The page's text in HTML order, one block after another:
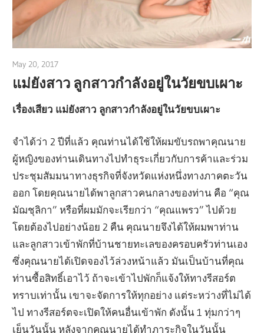
May 20, 2017
แม่ยังสาว ลูกสาวกำลังอยู่ในวัยขบเผาะ
เรื่องเสียว แม่ยังสาว ลูกสาวกำลังอยู่ในวัยขบเผาะ
จำได้ว่า 2 ปีที่แล้ว คุณท่านได้ใช้ให้ผมขับรถพาคุณนาย
ผู้หญิงของท่านเดินทางไปทำธุระเกี่ยวกับการค้าและร่วม
ประชุมสัมมนาทางธุรกิจที่จังหวัดแห่งหนึ่งทางภาคตะวัน
ออก โดยคุณนายได้พาลูกสาวคนกลางของท่าน คือ “คุณ
มัฌชุลิกา” หรือที่ผมมักจะเรียกว่า “คุณแพรว” ไปด้วย
โดยต้องไปอย่างน้อย 2 คืน คุณนายจึงได้ให้ผมพาท่าน
และลูกสาวเข้าพักที่บ้านชายทะเลของครอบครัวท่านเอง
ซึ่งคุณนายได้เปิดจองไว้ล่วงหน้าแล้ว มันเป็นบ้านที่คุณ
ท่านซื้อสิทธิ์เอาไว้ ถ้าจะเข้าไปพักก็แจ้งให้ทางรีสอร์ต
ทราบเท่านั้น เขาจะจัดการให้ทุกอย่าง แต่ระหว่างที่ไม่ได้
ไป ทางรีสอร์ตจะเปิดให้คนอื่นเข้าพัก ดังนั้น 1 ทุ่มกว่าๆ
เย็นวันนั้น หลังจากคุณนายได้ทำภาระกิจในวันนั้น